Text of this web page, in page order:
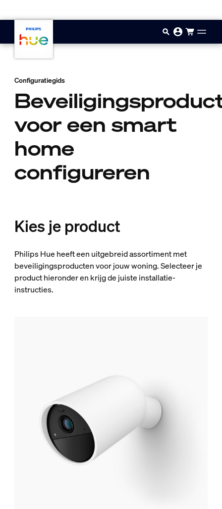
Configuratiegids
voor een smart
home
configureren
Kies je product
Philips Hue heeft een uitgebreid assortiment met
beveiligingsproducten voor jouw woning. Selecteer je
product hieronder en krijg de juiste installatie-
instructies.